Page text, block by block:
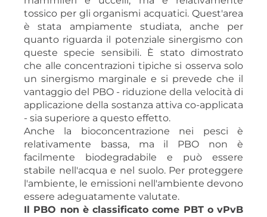
tossico per gli organismi acquatici. Quest'area
è stata ampiamente studiata, anche per
quanto riguarda il potenziale sinergismo con
queste specie sensibili. È stato dimostrato
che alle concentrazioni tipiche si osserva solo
un sinergismo marginale e si prevede che il
vantaggio del PBO - riduzione della velocità di
applicazione della sostanza attiva co-applicata
- sia superiore a questo effetto.
Anche la bioconcentrazione nei pesci è
relativamente bassa, ma il PBO non è
facilmente biodegradabile e può essere
stabile nell'acqua e nel suolo. Per proteggere
l'ambiente, le emissioni nell'ambiente devono
essere adeguatamente valutate.
Il PBO non è classificato come PBT o vPvB